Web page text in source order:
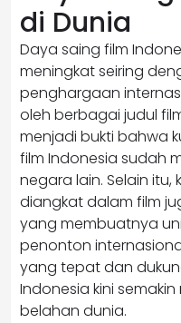
di Dunia
Daya saing film
meningkat seiring
penghargaan
oleh berbagai judul
menjadi bukti bahwa
film Indonesia sudah
negara lain. Selain
diangkat dalam film
yang membuatnya
penonton
yang tepat dan
Indonesia kini
belahan dunia.